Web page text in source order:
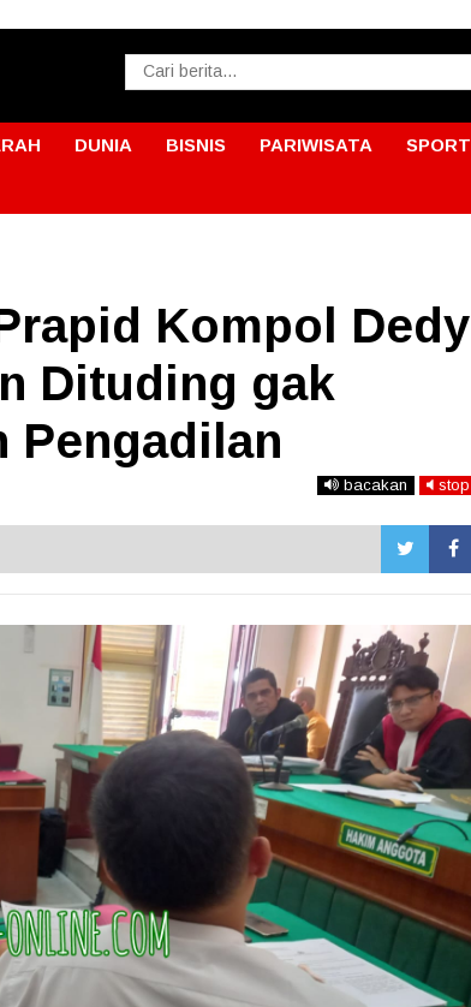
DUNIA BISNIS PARIWISATA SPORT
Kompol Dedy
Dituding gak
Pengadilan
bacakan stop